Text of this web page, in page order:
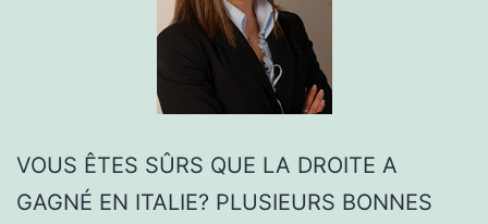
VOUS ÊTES SÛRS QUE LA DROITE A
GAGNÉ EN ITALIE? PLUSIEURS BONNES